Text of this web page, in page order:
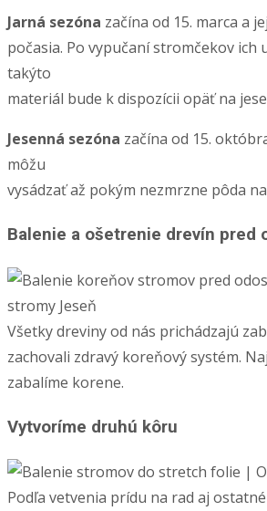
Jarná sezóna začína od 15. marca a
počasia. Po vypučaní stromčekov ich
takýto
materiál bude k dispozícii opäť na
Jesenná sezóna začína od 15.
môžu
vysádzať až pokým nezmrzne pôda
Balenie a ošetrenie drevín pred
Všetky dreviny od nás prichádzajú
zachovali zdravý koreňový systém.
zabalíme korene.
Vytvoríme druhú kôru
Podľa vetvenia prídu na rad aj